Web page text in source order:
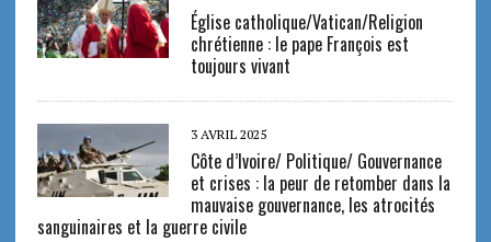
Église catholique/Vatican/Religion
chrétienne : le pape François est
toujours vivant
3 AVRIL 2025
Côte d’Ivoire/ Politique/ Gouvernance
et crises : la peur de retomber dans la
mauvaise gouvernance, les atrocités
sanguinaires et la guerre civile